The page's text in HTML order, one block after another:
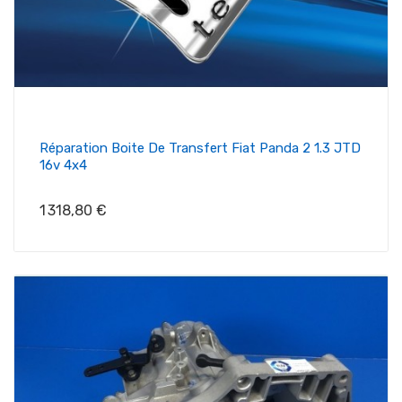
Réparation Boite De Transfert Fiat Panda 2 1.3 JTD
16v 4x4
Prix
1 318,80 €